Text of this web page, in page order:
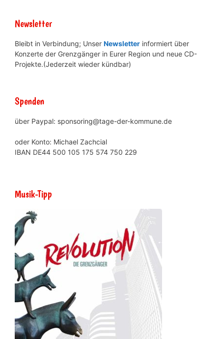
Newsletter
Bleibt in Verbindung; Unser Newsletter informiert über
Konzerte der Grenzgänger in Eurer Region und neue CD-
Projekte.(Jederzeit wieder kündbar)
Spenden
über Paypal: sponsoring@tage-der-kommune.de
oder Konto: Michael Zachcial
IBAN DE44 500 105 175 574 750 229
Musik-Tipp